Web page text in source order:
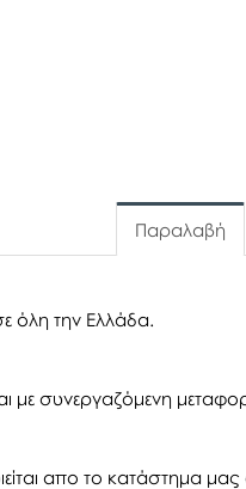
Παραλαβή
όλη την Ελλάδα.
συνεργαζόμενη
απο το κατάστημα